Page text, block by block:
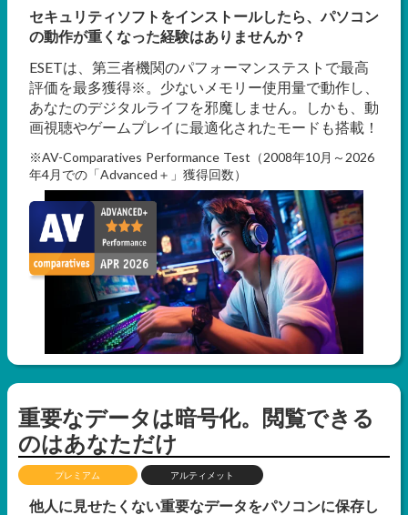
セキュリティソフトをインストールしたら、パソコン
の動作が重くなった経験はありませんか？
ESETは、第三者機関のパフォーマンステストで最高
評価を最多獲得※。少ないメモリー使用量で動作し、
あなたのデジタルライフを邪魔しません。しかも、動
画視聴やゲームプレイに最適化されたモードも搭載！
※AV-Comparatives Performance Test（2008年10月～2026
年4月での「Advanced＋」獲得回数）
重要なデータは暗号化。閲覧できる
のはあなただけ
プレミアム アルティメット
他人に見せたくない重要なデータをパソコンに保存し